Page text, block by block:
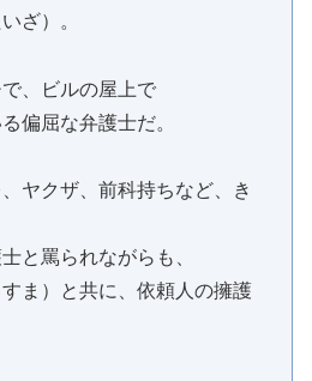
ざ）。
、ビルの屋上で
偏屈な弁護士だ。
ヤクザ、前科持ちなど、き
と罵られながらも、
ま）と共に、依頼人の擁護